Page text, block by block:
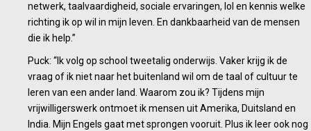
netwerk, taalvaardigheid, sociale ervaringen, lol en kennis welke
richting ik op wil in mijn leven. En dankbaarheid van de mensen
die ik help.”
Puck: “Ik volg op school tweetalig onderwijs. Vaker krijg ik de
vraag of ik niet naar het buitenland wil om de taal of cultuur te
leren van een ander land. Waarom zou ik? Tijdens mijn
vrijwilligerswerk ontmoet ik mensen uit Amerika, Duitsland en
India. Mijn Engels gaat met sprongen vooruit. Plus ik leer ook nog